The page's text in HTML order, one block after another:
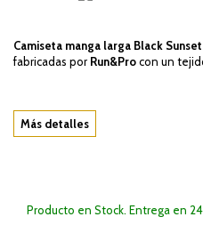
Camiseta manga larga Black
fabricadas por Run&Procon un
Más detalles
Producto en Stock. Entrega en